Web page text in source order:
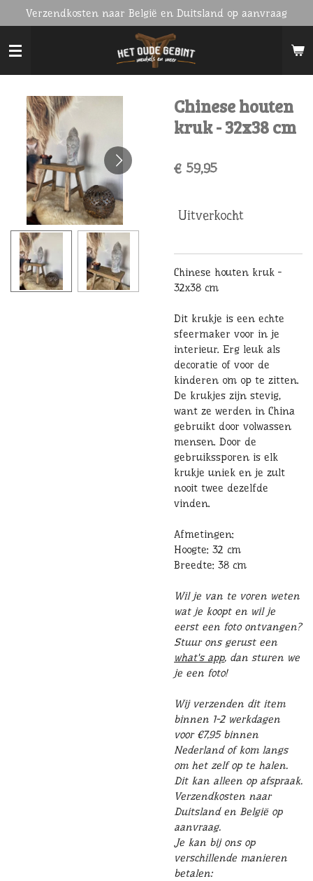
direct
naar
de
hoofdinhoud
Verzendkosten naar België en Duitsland op aanvraag
Chinese houten
kruk - 32x38 cm
€ 59,95
Uitverkocht
Chinese houten kruk -
32x38 cm
Dit krukje is een echte
sfeermaker voor in je
interieur. Erg leuk als
decoratie of voor de
kinderen om op te zitten.
De krukjes zijn stevig,
want ze werden in China
gebruikt door volwassen
mensen. Door de
gebruikssporen is elk
krukje uniek en je zult
nooit twee dezelfde
vinden.
Afmetingen:
Hoogte: 32 cm
Breedte: 38 cm
Wil je van te voren weten
wat je koopt en wil je
eerst een foto ontvangen?
Stuur ons gerust een
what's app, dan sturen we
je een foto!
Wij verzenden dit item
binnen 1-2 werkdagen
voor €7,95 binnen
Nederland of kom langs
om het zelf op te halen.
Dit kan alleen op afspraak.
Verzendkosten naar
Duitsland en België op
aanvraag.
Je kan bij ons op
verschillende manieren
betalen: